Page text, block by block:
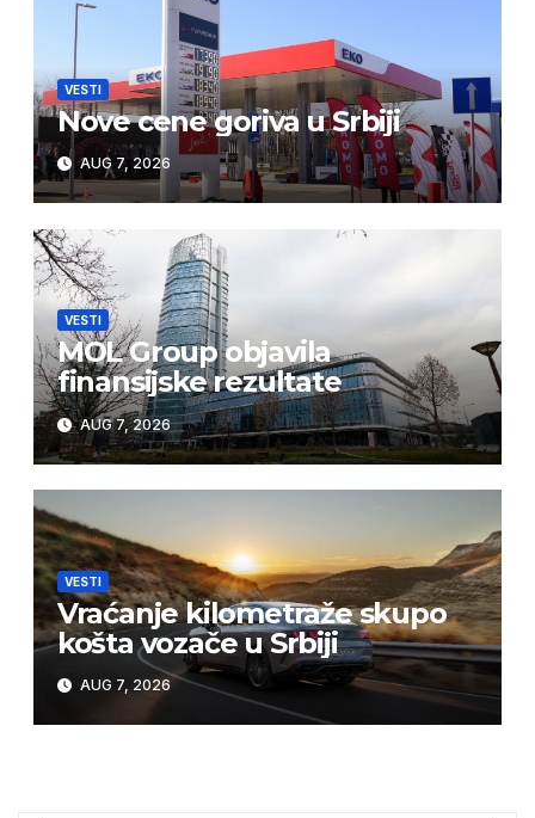
VESTI
Nove cene goriva u Srbiji
AUG 7, 2026
VESTI
MOL Group objavila
finansijske rezultate
AUG 7, 2026
VESTI
Vraćanje kilometraže skupo
košta vozače u Srbiji
AUG 7, 2026